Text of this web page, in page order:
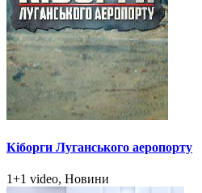
Кіборги Луганського аеропорту
1+1 video, Новини